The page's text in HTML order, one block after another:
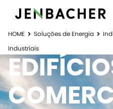
HOME Soluções de Energia
Industriais